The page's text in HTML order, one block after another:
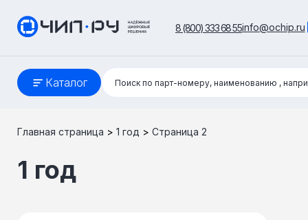
8 (800) 333 68 55info@ochip.ru
Каталог
Поиск:
Поиск по парт-номеру, наименованию ,
Главная страница > 1 год > Страница 2
1 год